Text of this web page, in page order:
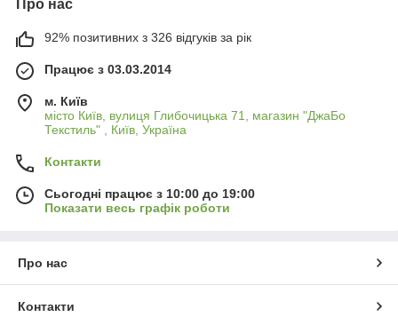
Про нас
92% позитивних з 326 відгуків за рік
Працює з 03.03.2014
м. Київ
місто Київ, вулиця Глибочицька 71, магазин "ДжаБо
Текстиль" , Київ, Україна
Контакти
Сьогодні працює з 10:00 до 19:00
Показати весь графік роботи
Про нас
Контакти